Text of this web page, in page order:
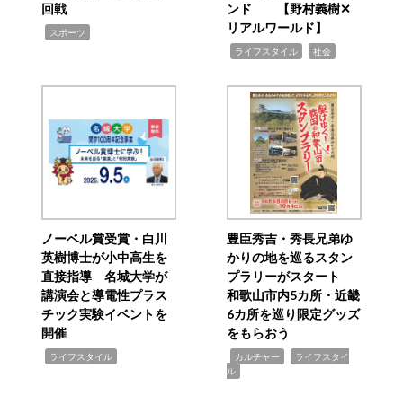
回戦
スポーツ
ンド 【野村義樹✕
リアルワールド】
ライフスタイル 社会
ノーベル賞受賞・白川
英樹博士が小中高生を
直接指導 名城大学が
講演会と導電性プラス
チック実験イベントを
開催
ライフスタイル
豊臣秀吉・秀長兄弟ゆ
かりの地を巡るスタン
プラリーがスタート
和歌山市内5カ所・近畿
6カ所を巡り限定グッズ
をもらおう
カルチャー
ライフスタイ
ル